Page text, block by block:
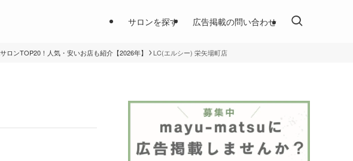
サロンを探す 広告掲載の問い合わせ
ロンTOP20！人気・安いお店も紹介【2026年】 LC(エルシー) 栄矢場町店